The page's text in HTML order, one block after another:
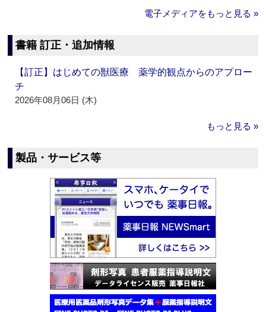
電子メディアをもっと見る »
書籍 訂正・追加情報
【訂正】はじめての獣医療 薬学的観点からのアプロー
チ
2026年08月06日 (木)
もっと見る »
製品・サービス等